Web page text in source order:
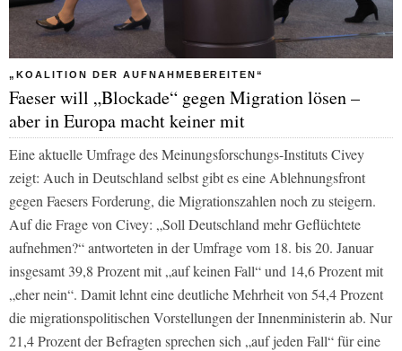
„KOALITION DER AUFNAHMEBEREITEN“
Faeser will „Blockade“ gegen Migration lösen –
aber in Europa macht keiner mit
Eine aktuelle Umfrage des Meinungsforschungs-Instituts Civey
zeigt: Auch in Deutschland selbst gibt es eine Ablehnungsfront
gegen Faesers Forderung, die Migrationszahlen noch zu steigern.
Auf die Frage von Civey: „Soll Deutschland mehr Geflüchtete
aufnehmen?“ antworteten in der Umfrage vom 18. bis 20. Januar
insgesamt 39,8 Prozent mit „auf keinen Fall“ und 14,6 Prozent mit
„eher nein“. Damit lehnt eine deutliche Mehrheit von 54,4 Prozent
die migrationspolitischen Vorstellungen der Innenministerin ab. Nur
21,4 Prozent der Befragten sprechen sich „auf jeden Fall“ für eine